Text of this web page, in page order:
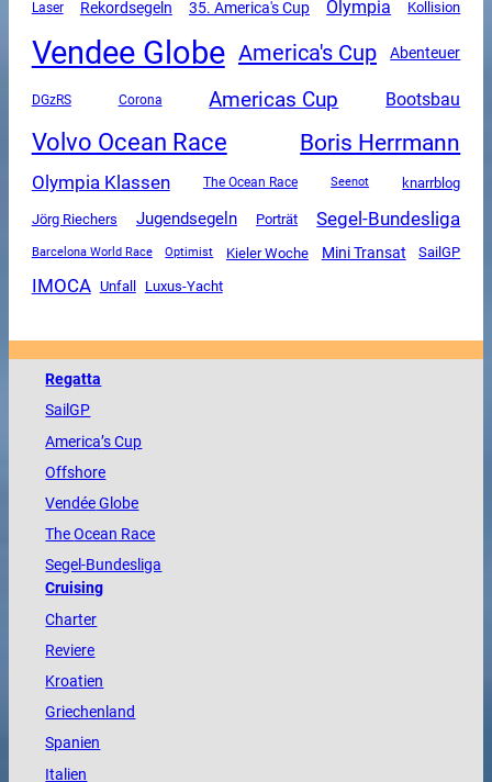
Laser Rekordsegeln 35. America's Cup Olympia Kollision
Vendee Globe America's Cup Abenteuer
DGzRS Corona Americas Cup Bootsbau
Volvo Ocean Race Boris Herrmann
Olympia Klassen The Ocean Race Seenot knarrblog
Jörg Riechers Jugendsegeln Porträt Segel-Bundesliga
Barcelona World Race Optimist Kieler Woche Mini Transat SailGP
IMOCA Unfall Luxus-Yacht
Regatta
SailGP
America’s Cup
Offshore
VendéeGlobe
TheOcean Race
Segel-Bundesliga
Cruising
Charter
Reviere
Kroatien
Griechenland
Spanien
Italien